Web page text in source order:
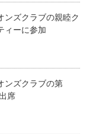
ンズクラブの親睦ク
ィーに参加
ンズクラブの第
席